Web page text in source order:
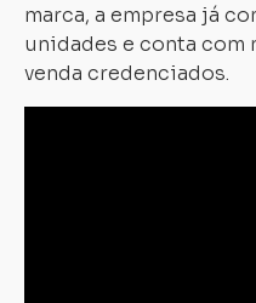
marca, a empresa já
unidades e conta com
venda credenciados.